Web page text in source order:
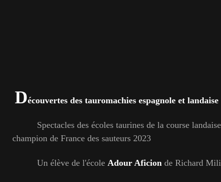
Découvertes des tauromachies espagnole et landaise
Spectacles des écoles taurines de la course
champion de France des sauteurs 2023
Un élève de l'école Adour Aficion de Richard